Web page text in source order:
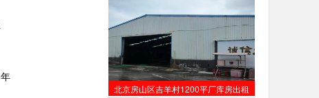
年
北京房山区吉羊村1200平厂库房出租